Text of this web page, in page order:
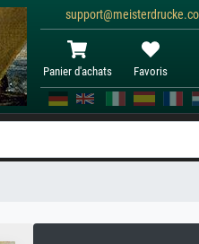
Panier d'achats Favoris